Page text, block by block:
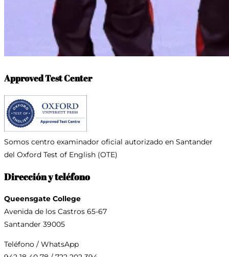
Approved Test Center
Somos centro examinador oficial autorizado en Santander
del Oxford Test of English (OTE)
Dirección y teléfono
Queensgate College
Avenida de los Castros 65-67
Santander 39005
Teléfono / WhatsApp